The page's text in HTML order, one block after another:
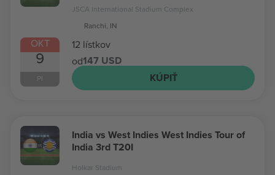
OKT
9
PI
JSCA International Stadium Complex
Ranchi, IN
12 lístkov
od147 USD
KÚPIŤ
India vs West Indies West Indies Tour of
India 3rd T20I
Holkar Stadium